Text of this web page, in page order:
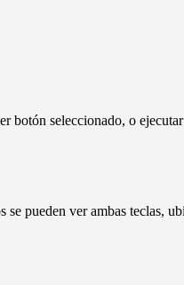
botón seleccionado, o
pueden ver ambas teclas,